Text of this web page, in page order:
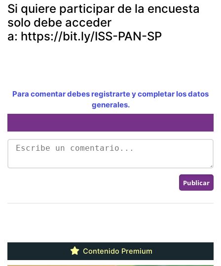
Si quiere participar de la encuesta
solo debe acceder
a: https://bit.ly/ISS-PAN-SP
Para comentar debes registrarte y completar los datos
generales.
Contenido Premium